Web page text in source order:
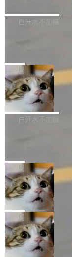
w 不要求标准普通话
容提供的字体时出现
质的最低采样率）的
SS 圆角虚线样式中
的图像元素不在同一
联 加...
发布的 Release
最强的若干项。对于
通过拉取过去一年内
至今）的所有
经过人工复核，准确
社区爱好者提供了高
白开水不加糖
维护工作一直与我的
和休闲娱乐竞争时间
ebastian Pipping 写
他宣布了一个新消
他可以全职维护
库之一。你的操作系
施软件，很可能都在
的人一直在用业余...
局
Firefox 153.0.3 发布
Firefox 153.0.3 现
下： New Smart
i> <li>现在，助手可以直接使用 Exa 的网络搜索
结果回答问题，而无
（<a href="https://
bug.cgi?id=204...
白开水不加糖
的 npm 包。项目的
ent 计算。真正适合
工程师在这件事上
orkers 跑了十年
nce 的话说：「我们
码，而 AI Agent 不
late。」 容器为什么
和销毁都太重了。一
局
OpenAI 公开邮件
诉讼，称“Apple
g”
上个月，苹果一纸
控其挖角苹果前员
状把 OpenAI 描述成
人、套取机密信息
函，也没选择庭外沉
局
HUAWEI
ddy鸿蒙PC版，说
全能AI工作台